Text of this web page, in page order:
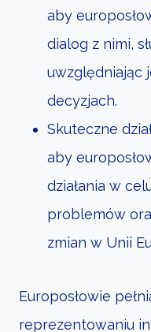
aby
dialog z nimi,
uwzględniając
decyzjach.
Skuteczne
aby
działania w
problemów
zmian w Unii
Europosłowie
reprezentowaniu